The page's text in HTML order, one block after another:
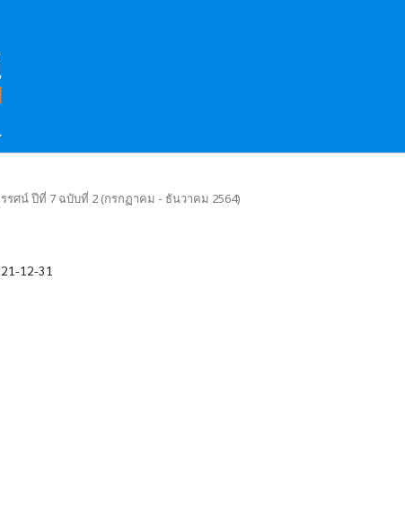
รศน์ ปีที่ 7 ฉบับที่ 2 (กรกฏาคม - ธันวาคม 2564)
12-31